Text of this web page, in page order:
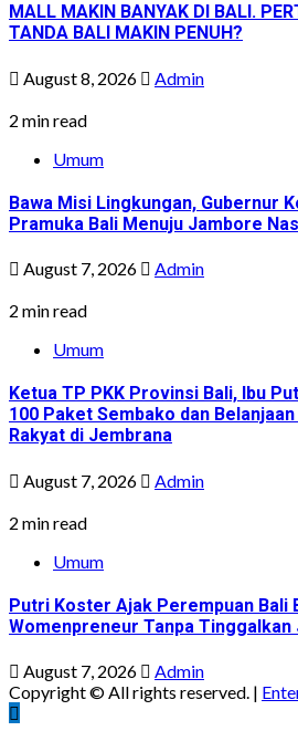
MALL MAKIN BANYAK DI BALI.
TANDA BALI MAKIN PENUH?
August 8, 2026
Admin
2 min read
Umum
Bawa Misi Lingkungan, Gubernur
Pramuka Bali Menuju Jambore
August 7, 2026
Admin
2 min read
Umum
Ketua TP PKK Provinsi Bali, Ibu
100 Paket Sembako dan
Rakyat di Jembrana
August 7, 2026
Admin
2 min read
Umum
Putri Koster Ajak Perempuan Bali
Womenpreneur Tanpa Tinggalkan
August 7, 2026
Admin
Copyright © All rights reserved. |